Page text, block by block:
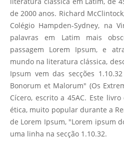
de 2000 anos. Richard
Colégio Hampden-Sydney, na
palavras em Latim mais
passagem Lorem Ipsum, e
mundo na literatura clássica,
Ipsum vem das secções
Bonorum et Malorum" (Os
Cícero, escrito a 45AC. Este
ética, muito popular durante a
de Lorem Ipsum, "Lorem ipsum
uma linha na secção 1.10.32.